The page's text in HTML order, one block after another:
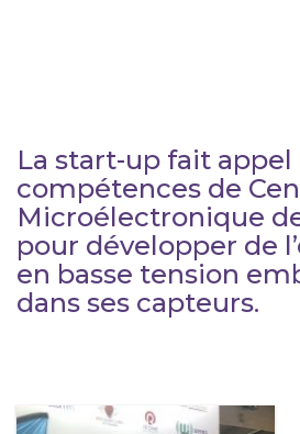
La start-up fait appel
compétences de
Microélectronique
pour développer de
en basse tension
dans ses capteurs.